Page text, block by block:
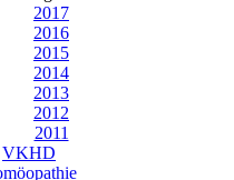
2017
2016
2015
2014
2013
2012
2011
VKHD